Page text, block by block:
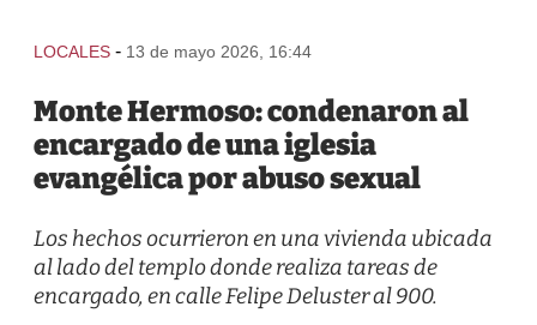
LOCALES - 13 de mayo 2026, 16:44
Monte Hermoso: condenaron al
encargado de una iglesia
evangélica por abuso sexual
Los hechos ocurrieron en una vivienda ubicada
al lado del templo donde realiza tareas de
encargado, en calle Felipe Deluster al 900.